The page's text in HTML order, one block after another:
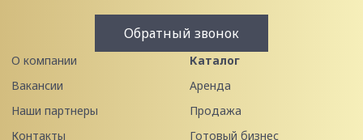
Обратный звонок
О компании
Вакансии
Наши партнеры
Контакты
Каталог
Аренда
Продажа
Готовый бизнес